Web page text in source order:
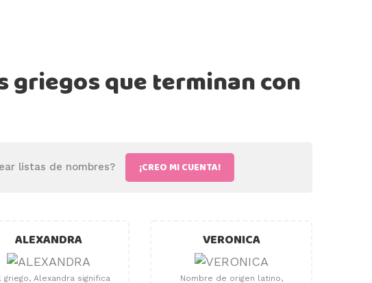
griegos que terminan con
listas de nombres? ¡CREO MI CUENTA!
ALEXANDRA
griego, Alexandra significa
VERONICA
Nombre de origen latino,